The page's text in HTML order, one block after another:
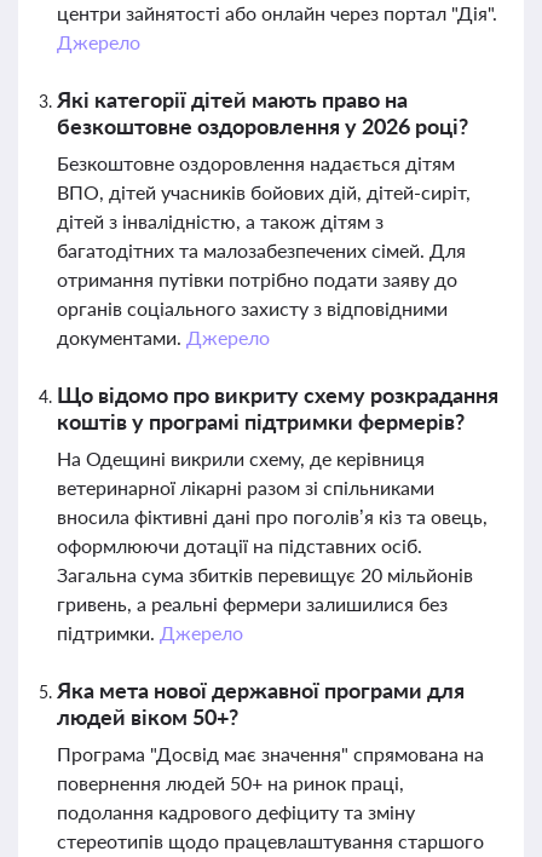
центри зайнятості або онлайн через портал "Дія".
Джерело
Які категорії дітей мають право на
безкоштовне оздоровлення у 2026 році?
Безкоштовне оздоровлення надається дітям
ВПО, дітей учасників бойових дій, дітей-сиріт,
дітей з інвалідністю, а також дітям з
багатодітних та малозабезпечених сімей. Для
отримання путівки потрібно подати заяву до
органів соціального захисту з відповідними
документами. Джерело
Що відомо про викриту схему розкрадання
коштів у програмі підтримки фермерів?
На Одещині викрили схему, де керівниця
ветеринарної лікарні разом зі спільниками
вносила фіктивні дані про поголів’я кіз та овець,
оформлюючи дотації на підставних осіб.
Загальна сума збитків перевищує 20 мільйонів
гривень, а реальні фермери залишилися без
підтримки. Джерело
Яка мета нової державної програми для
людей віком 50+?
Програма "Досвід має значення" спрямована на
повернення людей 50+ на ринок праці,
подолання кадрового дефіциту та зміну
стереотипів щодо працевлаштування старшого